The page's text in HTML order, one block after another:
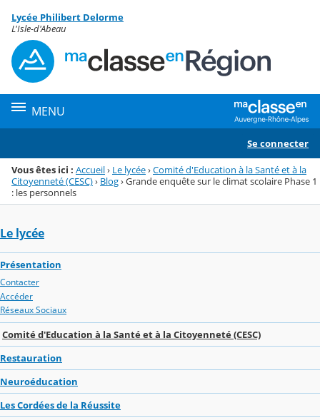
Menu de la rubrique
Contenu
Lycée Philibert Delorme
L'Isle-d'Abeau
MENU
Se connecter
Vous êtes ici : Accueil› Le lycée›Comité d'Education à la Santé et à la
Citoyenneté (CESC)› Blog›Grande enquête sur le climat scolaire Phase 1
: les personnels
Le lycée
Présentation
Contacter
Accéder
Réseaux Sociaux
Comité d'Education à la Santé et à la Citoyenneté (CESC)
Restauration
Neuroéducation
Les Cordées de la Réussite